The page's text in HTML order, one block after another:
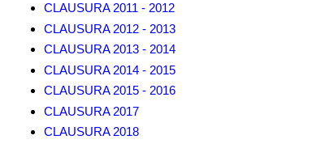
CLAUSURA 2011 - 2012
CLAUSURA 2012 - 2013
CLAUSURA 2013 - 2014
CLAUSURA 2014 - 2015
CLAUSURA 2015 - 2016
CLAUSURA 2017
CLAUSURA 2018